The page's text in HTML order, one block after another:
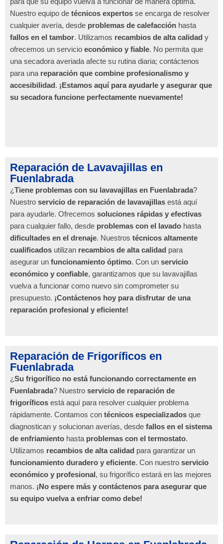
Nuestro equipo de técnicos expertos se encarga de resolver
cualquier avería, desde problemas de calefacción hasta
fallos en el tambor. Utilizamos recambios de alta calidad y
ofrecemos un servicio económico y fiable. No permita que
una secadora averiada afecte su rutina diaria; contáctenos
para una reparación que combine profesionalismo y
accesibilidad. ¡Estamos aquí para ayudarle y asegurar que
su secadora funcione perfectamente nuevamente!
Reparación de Lavavajillas en
Fuenlabrada
¿Tiene problemas con su lavavajillas en Fuenlabrada?
Nuestro servicio de reparación de lavavajillas está aquí
para ayudarle. Ofrecemos soluciones rápidas y efectivas
para cualquier fallo, desde problemas con el lavado hasta
dificultades en el drenaje. Nuestros técnicos altamente
cualificados utilizan recambios de alta calidad para
asegurar un funcionamiento óptimo. Con un servicio
económico y confiable, garantizamos que su lavavajillas
vuelva a funcionar como nuevo sin comprometer su
presupuesto. ¡Contáctenos hoy para disfrutar de una
reparación profesional y eficiente!
Reparación de Frigoríficos en
Fuenlabrada
¿Su frigorífico no está funcionando correctamente en
Fuenlabrada? Nuestro servicio de reparación de
frigoríficos está aquí para resolver cualquier problema
rápidamente. Contamos con técnicos especializados que
diagnostican y solucionan averías, desde fallos en el sistema
de enfriamiento hasta problemas con el termostato.
Utilizamos recambios de alta calidad para garantizar un
funcionamiento duradero y eficiente. Con nuestro servicio
económico y profesional, su frigorífico estará en las mejores
manos. ¡No espere más y contáctenos para asegurar que
su equipo vuelva a enfriar como debe!